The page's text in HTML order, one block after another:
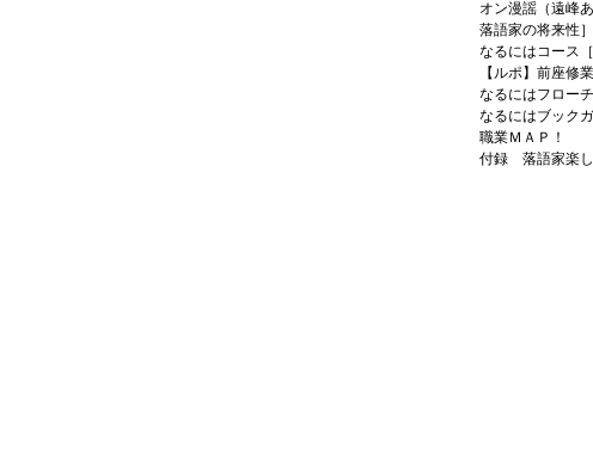
オン漫謡（遠峰
落語家の将来性］
なるにはコース
【ルポ】前座修
なるにはフロー
なるにはブック
職業ＭＡＰ！
付録 落語家楽